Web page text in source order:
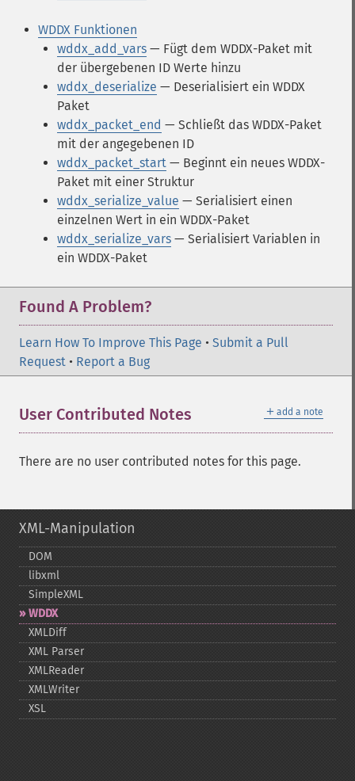
WDDX Funktionen
wddx_add_vars — Fügt dem WDDX-Paket mit
der übergebenen ID Werte hinzu
wddx_deserialize — Deserialisiert ein WDDX
Paket
wddx_packet_end — Schließt das WDDX-Paket
mit der angegebenen ID
wddx_packet_start — Beginnt ein neues WDDX-
Paket mit einer Struktur
wddx_serialize_value — Serialisiert einen
einzelnen Wert in ein WDDX-Paket
wddx_serialize_vars — Serialisiert Variablen in
ein WDDX-Paket
Found A Problem?
Learn How To Improve This Page • Submit a Pull
Request • Report a Bug
＋ add a note
User Contributed Notes
There are no user contributed notes for this page.
XML-Manipulation
DOM
libxml
SimpleXML
WDDX
XMLDiff
XML Parser
XMLReader
XMLWriter
XSL